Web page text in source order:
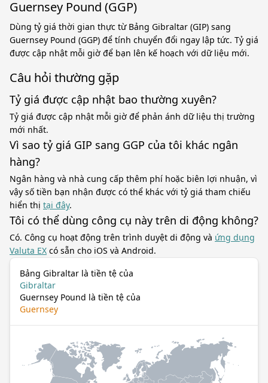
Guernsey Pound (GGP)
Dùng tỷ giá thời gian thực từ Bảng Gibraltar (GIP) sang
Guernsey Pound (GGP) để tính chuyển đổi ngay lập tức. Tỷ giá
được cập nhật mỗi giờ để bạn lên kế hoạch với dữ liệu mới.
Câu hỏi thường gặp
Tỷ giá được cập nhật bao thường xuyên?
Tỷ giá được cập nhật mỗi giờ để phản ánh dữ liệu thị trường
mới nhất.
Vì sao tỷ giá GIP sang GGP của tôi khác ngân
hàng?
Ngân hàng và nhà cung cấp thêm phí hoặc biên lợi nhuận, vì
vậy số tiền bạn nhận được có thể khác với tỷ giá tham chiếu
hiển thị tại đây.
Tôi có thể dùng công cụ này trên di động không?
Có. Công cụ hoạt động trên trình duyệt di động và ứng dụng
Valuta EX có sẵn cho iOS và Android.
Bảng Gibraltar là tiền tệ của
Gibraltar
Guernsey Pound là tiền tệ của
Guernsey